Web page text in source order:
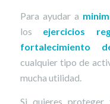
Para ayudar a
los ejercicios
fortalecimiento
cualquier tipo de
mucha utilidad.
Si quieres proteger